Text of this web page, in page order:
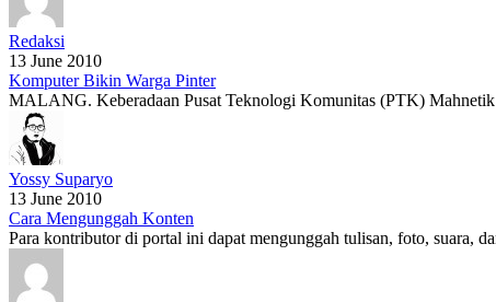
Redaksi
13 June 2010
Komputer Bikin Warga Pinter
MALANG. Keberadaan Pusat Teknologi Komunitas (PTK)
Yossy Suparyo
13 June 2010
Cara Mengunggah Konten
Para kontributor di portal ini dapat mengunggah tulisan, foto, suara,